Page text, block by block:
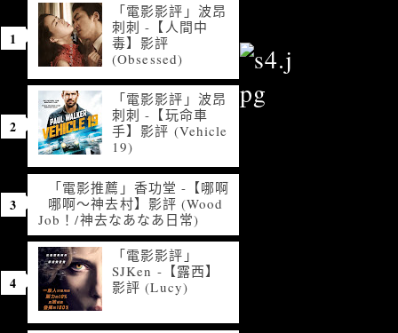
「電影影評」波昂
刺刺 -【人間中
毒】影評
(Obsessed)
「電影影評」波昂
刺刺 -【玩命車
手】影評 (Vehicle
19)
「電影推薦」香功堂 -【哪啊
哪啊～神去村】影評 (Wood
Job！/神去なあなあ日常)
「電影影評」
SJKen -【露西】
影評 (Lucy)